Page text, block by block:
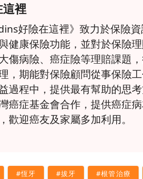
裡
好險在這裡》致力於保險
健康保險功能，並對於保險
傷病險、癌症險等理賠課題
，期能對保險顧問從事保險
過程中，提供最有幫助的思
癌症基金會合作，提供癌症
歡迎癌友及家屬多加利用。
#恆牙 #拔牙 #根管治療